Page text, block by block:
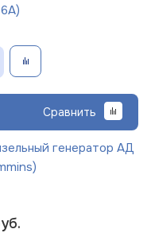
Сравнить
генератор АД